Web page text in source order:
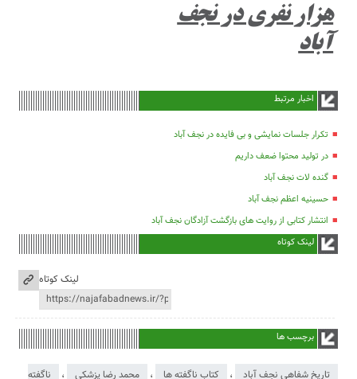
هزار نفری در نجف
آباد
اخبار مرتبط
تکرار جلسات نمایشی و بی فایده در نجف آباد
در تولید محتوا ضعف داریم
گنده لات نجف آباد
حسینیه اعظم نجف آباد
انتشار کتابی از روایت های بازگشت آزادگان نجف آباد
لینک کوتاه
لینک کوتاه
برچسب ها
تاریخ شفاهی نجف آباد ، کتاب ناگفته ها ، محمد رضا پزشکی ، ناگفته